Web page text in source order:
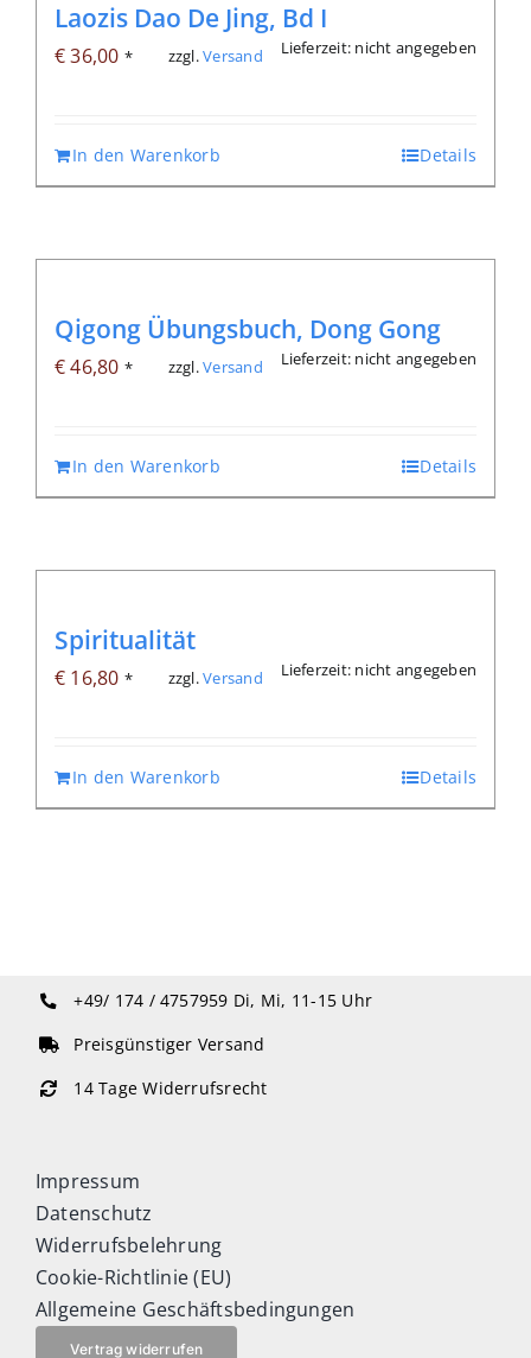
Laozis Dao De Jing, Bd I
€36,00 * zzgl.Versand Lieferzeit: nicht angegeben
In den Warenkorb Details
Qigong Übungsbuch, Dong Gong
€46,80 * zzgl.Versand Lieferzeit: nicht angegeben
In den Warenkorb Details
Spiritualität
€ 16,80 * zzgl.Versand Lieferzeit: nicht angegeben
In den Warenkorb Details
+49/ 174 / 4757959 Di, Mi, 11-15 Uhr
Preisgünstiger Versand
14 Tage Widerrufsrecht
Impressum
Datenschutz
Widerrufsbelehrung
Cookie-Richtlinie (EU)
Allgemeine Geschäftsbedingungen
Vertrag widerrufen